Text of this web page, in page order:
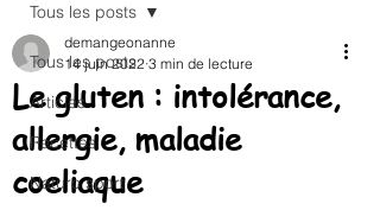
Tous les posts
Articles
Recettes
Naturo sport
Tous les posts
Le gluten : intolérance,
allergie, maladie
coeliaque
demangeonanne
14 juin 2022 3 min de lecture